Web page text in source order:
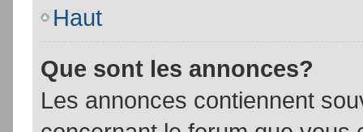
Haut
Que sont les annonces?
Les annonces contiennent